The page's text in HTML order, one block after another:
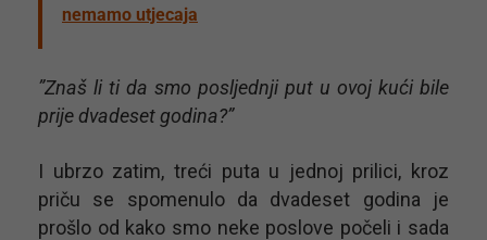
nemamo utjecaja
”Znaš li ti da smo posljednji put u ovoj kući bile
prije dvadeset godina?”
I ubrzo zatim, treći puta u jednoj prilici, kroz
priču se spomenulo da dvadeset godina je
prošlo od kako smo neke poslove počeli i sada